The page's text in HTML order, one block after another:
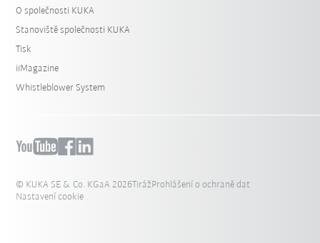
O společnosti KUKA
Stanoviště společnosti KUKA
Tisk
iiMagazine
Whistleblower System
© KUKA SE & Co. KGaA 2026TirážProhlášení o ochraně dat
Nastavení cookie